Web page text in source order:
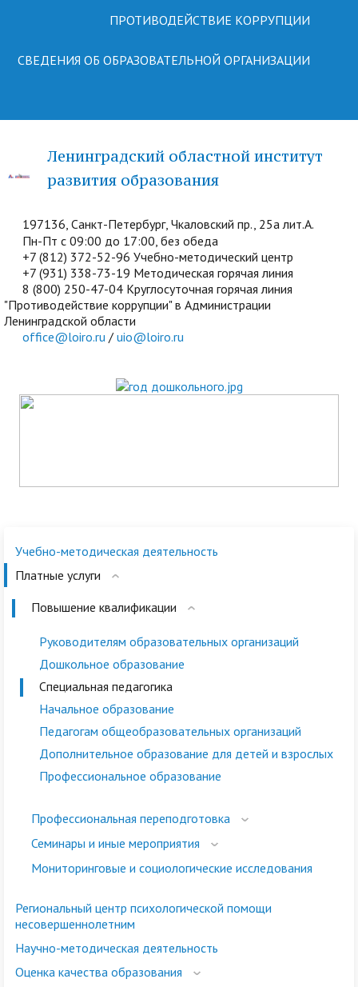
ПРОТИВОДЕЙСТВИЕ КОРРУПЦИИ
СВЕДЕНИЯ ОБ ОБРАЗОВАТЕЛЬНОЙ ОРГАНИЗАЦИИ
Ленинградский областной институт
развития образования
197136, Санкт-Петербург, Чкаловский пр., 25а лит.А.
Пн-Пт с 09:00 до 17:00, без обеда
+7 (812) 372-52-96 Учебно-методический центр
+7 (931) 338-73-19 Методическая горячая линия
8 (800) 250-47-04 Круглосуточная горячая линия
"Противодействие коррупции" в Администрации
Ленинградской области
office@loiro.ru / uio@loiro.ru
Учебно-методическая деятельность
Платные услуги
Повышение квалификации
Руководителям образовательных организаций
Дошкольное образование
Специальная педагогика
Начальное образование
Педагогам общеобразовательных организаций
Дополнительное образование для детей и взрослых
Профессиональное образование
Профессиональная переподготовка
Семинары и иные мероприятия
Мониторинговые и социологические исследования
Региональный центр психологической помощи
несовершеннолетним
Научно-методическая деятельность
Оценка качества образования